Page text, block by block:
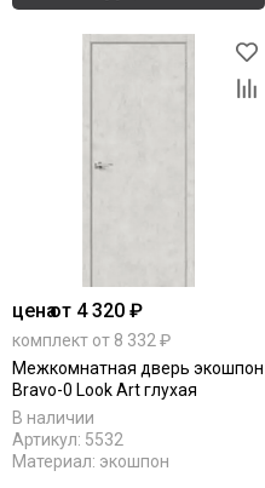
ценаот 4 320 ₽
комплект от 8 332 ₽
Межкомнатная дверь экошпон
Bravo-0 Look Art глухая
В наличии
Артикул: 5532
Материал: экошпон